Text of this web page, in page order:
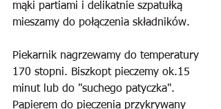
mąki partiami i delikatnie szpatułką
mieszamy do połączenia składników.
Piekarnik nagrzewamy do temperatury
170 stopni. Biszkopt pieczemy ok.15
minut lub do "suchego patyczka".
Papierem do pieczenia przykrywany